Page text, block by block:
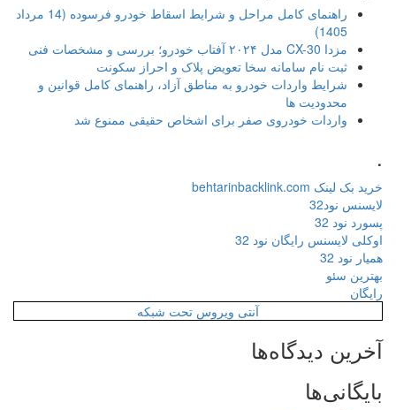
راهنمای کامل مراحل و شرایط اسقاط خودرو فرسوده (14 مرداد
1405)
مزدا CX-30 مدل ۲۰۲۴ آفتاب خودرو؛ بررسی و مشخصات فنی
ثبت نام سامانه سخا تعویض پلاک و احراز سکونت
شرایط واردات خودرو به مناطق آزاد، راهنمای کامل قوانین و
محدودیت ها
واردات خودروی صفر برای اشخاص حقیقی ممنوع شد
خرید بک لینک behtarinbacklink.com
لایسنس نود32
پسورد نود 32
اوکلی لایسنس رایگان نود 32
همیار نود 32
بهترین سئو
رایگان
آنتی ویروس تحت شبکه
آخرین دیدگاه‌ها
بایگانی‌ها